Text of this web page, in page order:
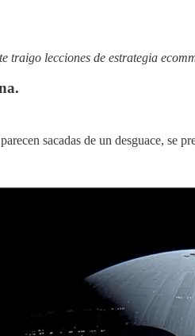
traigo lecciones de estrategia
sacadas de un desguace, se